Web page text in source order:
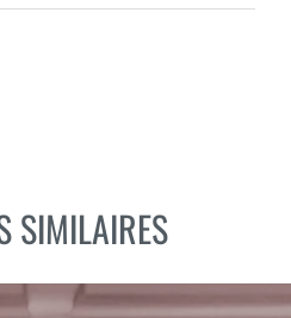
SIMILAIRES